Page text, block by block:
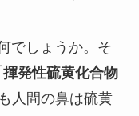
でしょうか。そ
発性硫黄化合物
人間の鼻は硫黄